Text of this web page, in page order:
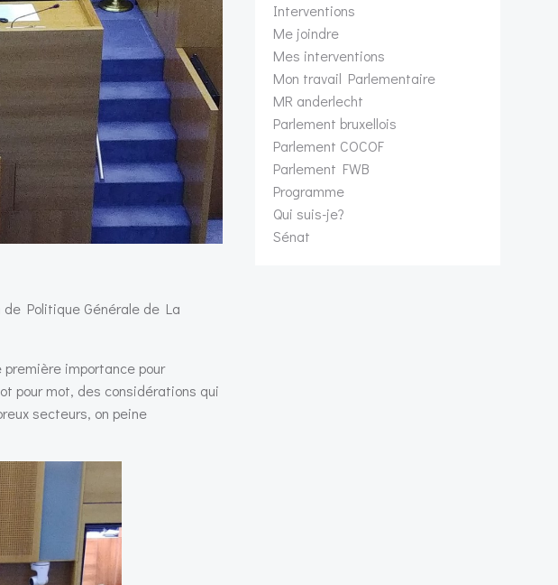
Politique Générale de La
importance pour
pour mot, des considérations qui
secteurs, on peine
Interventions
Me joindre
Mes interventions
Mon travail Parlementaire
MR anderlecht
Parlement bruxellois
Parlement COCOF
Parlement FWB
Programme
Qui suis-je?
Sénat